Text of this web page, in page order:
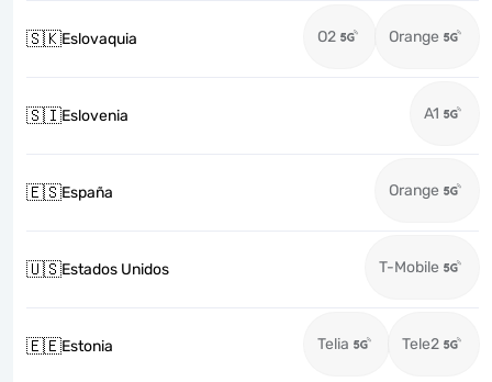
🇸🇰Eslovaquia O2 Orange
🇸🇮Eslovenia A1
🇪🇸España Orange
🇺🇸Estados Unidos T-Mobile
🇪🇪Estonia Telia Tele2